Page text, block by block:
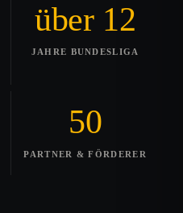
über 12
JAHRE BUNDESLIGA
50
PARTNER & FÖRDERER